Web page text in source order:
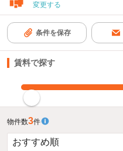
変更する
条件を保存
賃料で探す
物件数3件